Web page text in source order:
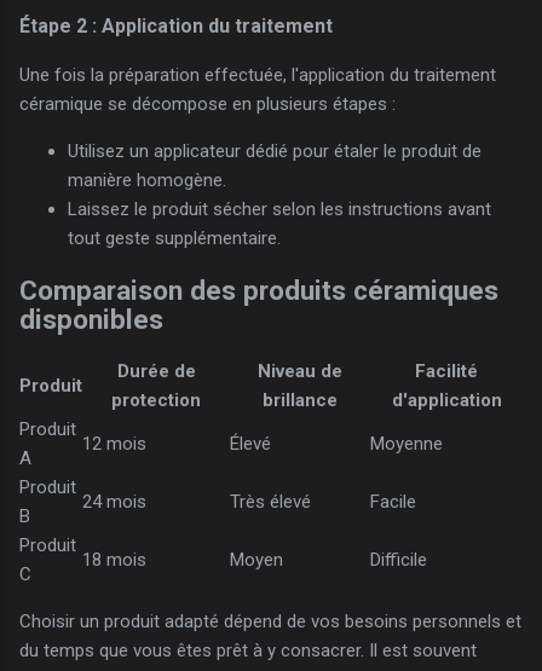
Étape 2 : Application du traitement
Une fois la préparation effectuée, l'application du traitement
céramique se décompose en plusieurs étapes :
Utilisez un applicateur dédié pour étaler le produit de
manière homogène.
Laissez le produit sécher selon les instructions avant
tout geste supplémentaire.
Comparaison des produits céramiques
disponibles
Produit
Durée de
protection
Niveau de
brillance
Facilité
d'application
Produit
A
12 mois Élevé
Moyenne
Produit
B
24 mois Très élevé
Facile
Produit
C
18 mois Moyen Difficile
Choisir un produit adapté dépend de vos besoins personnels et
du temps que vous êtes prêt à y consacrer. Il est souvent